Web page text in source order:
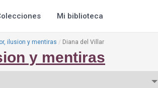
Mi biblioteca
ilusion y mentiras Diana del Villar
y mentiras